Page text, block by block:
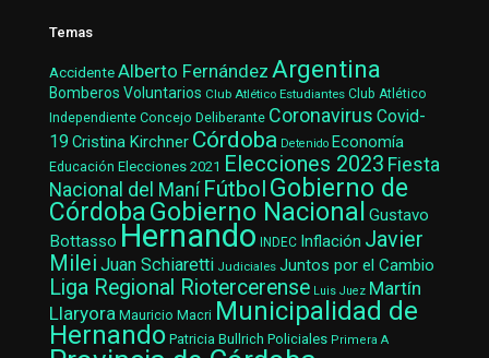
Temas
AccidenteAlberto Fernández Argentina
Bomberos Voluntarios Club Atlético Estudiantes Club Atlético
Independiente Concejo Deliberante Coronavirus Covid-
19 Cristina Kirchner Córdoba Detenido Economía
Educación Elecciones 2021 Elecciones 2023 Fiesta
Nacional del Maní Fútbol Gobierno de
CórdobaGobierno Nacional Gustavo
Bottasso Hernando INDEC Inflación Javier
Milei Juan Schiaretti Judiciales Juntos por el Cambio
Liga Regional Riotercerense Luis Juez Martín
Llaryora Mauricio Macri Municipalidad de
Hernando Patricia Bullrich Policiales Primera A